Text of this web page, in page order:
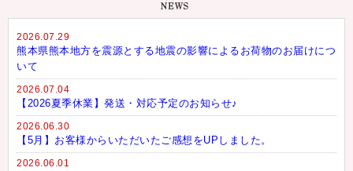
2026.07.29
熊本県熊本地方を震源とする地震の影響によるお荷物のお届けにつ
いて
2026.07.04
【2026夏季休業】発送・対応予定のお知らせ♪
2026.06.30
【5月】お客様からいただいたご感想をUPしました。
2026.06.01